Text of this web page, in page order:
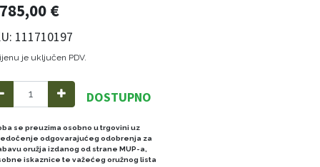
€
111710197
je uključen PDV.
DOSTUPNO
se preuzima osobno u trgovini uz
odgovarajućeg odobrenja za
oružja izdanog od strane MUP-a,
iskaznice te važećeg oružnog lista